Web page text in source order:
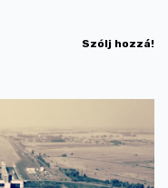
Szólj hozzá!